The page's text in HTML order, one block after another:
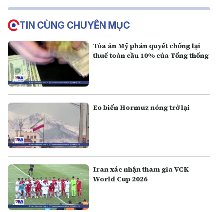
TIN CÙNG CHUYÊN MỤC
Tòa án Mỹ phán quyết chống lại
thuế toàn cầu 10% của Tổng thống
Eo biển Hormuz nóng trở lại
Iran xác nhận tham gia VCK
World Cup 2026